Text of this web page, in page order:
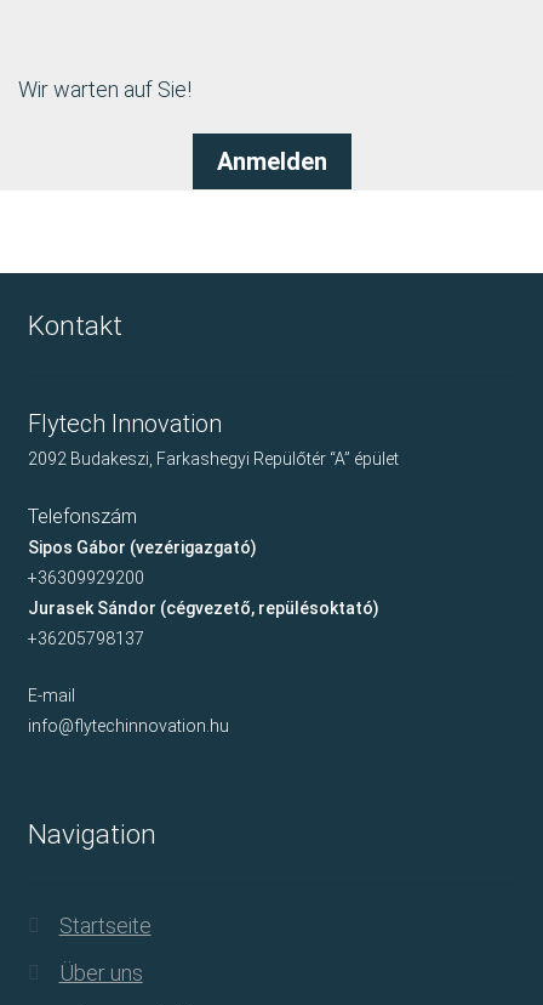
Wir warten auf Sie!
Anmelden
Kontakt
Flytech Innovation
2092 Budakeszi, Farkashegyi Repülőtér “A” épület
Telefonszám
Sipos Gábor (vezérigazgató)
+36309929200
Jurasek Sándor (cégvezető, repülésoktató)
+36205798137
E-mail
info@flytechinnovation.hu
Navigation
Startseite
Über uns